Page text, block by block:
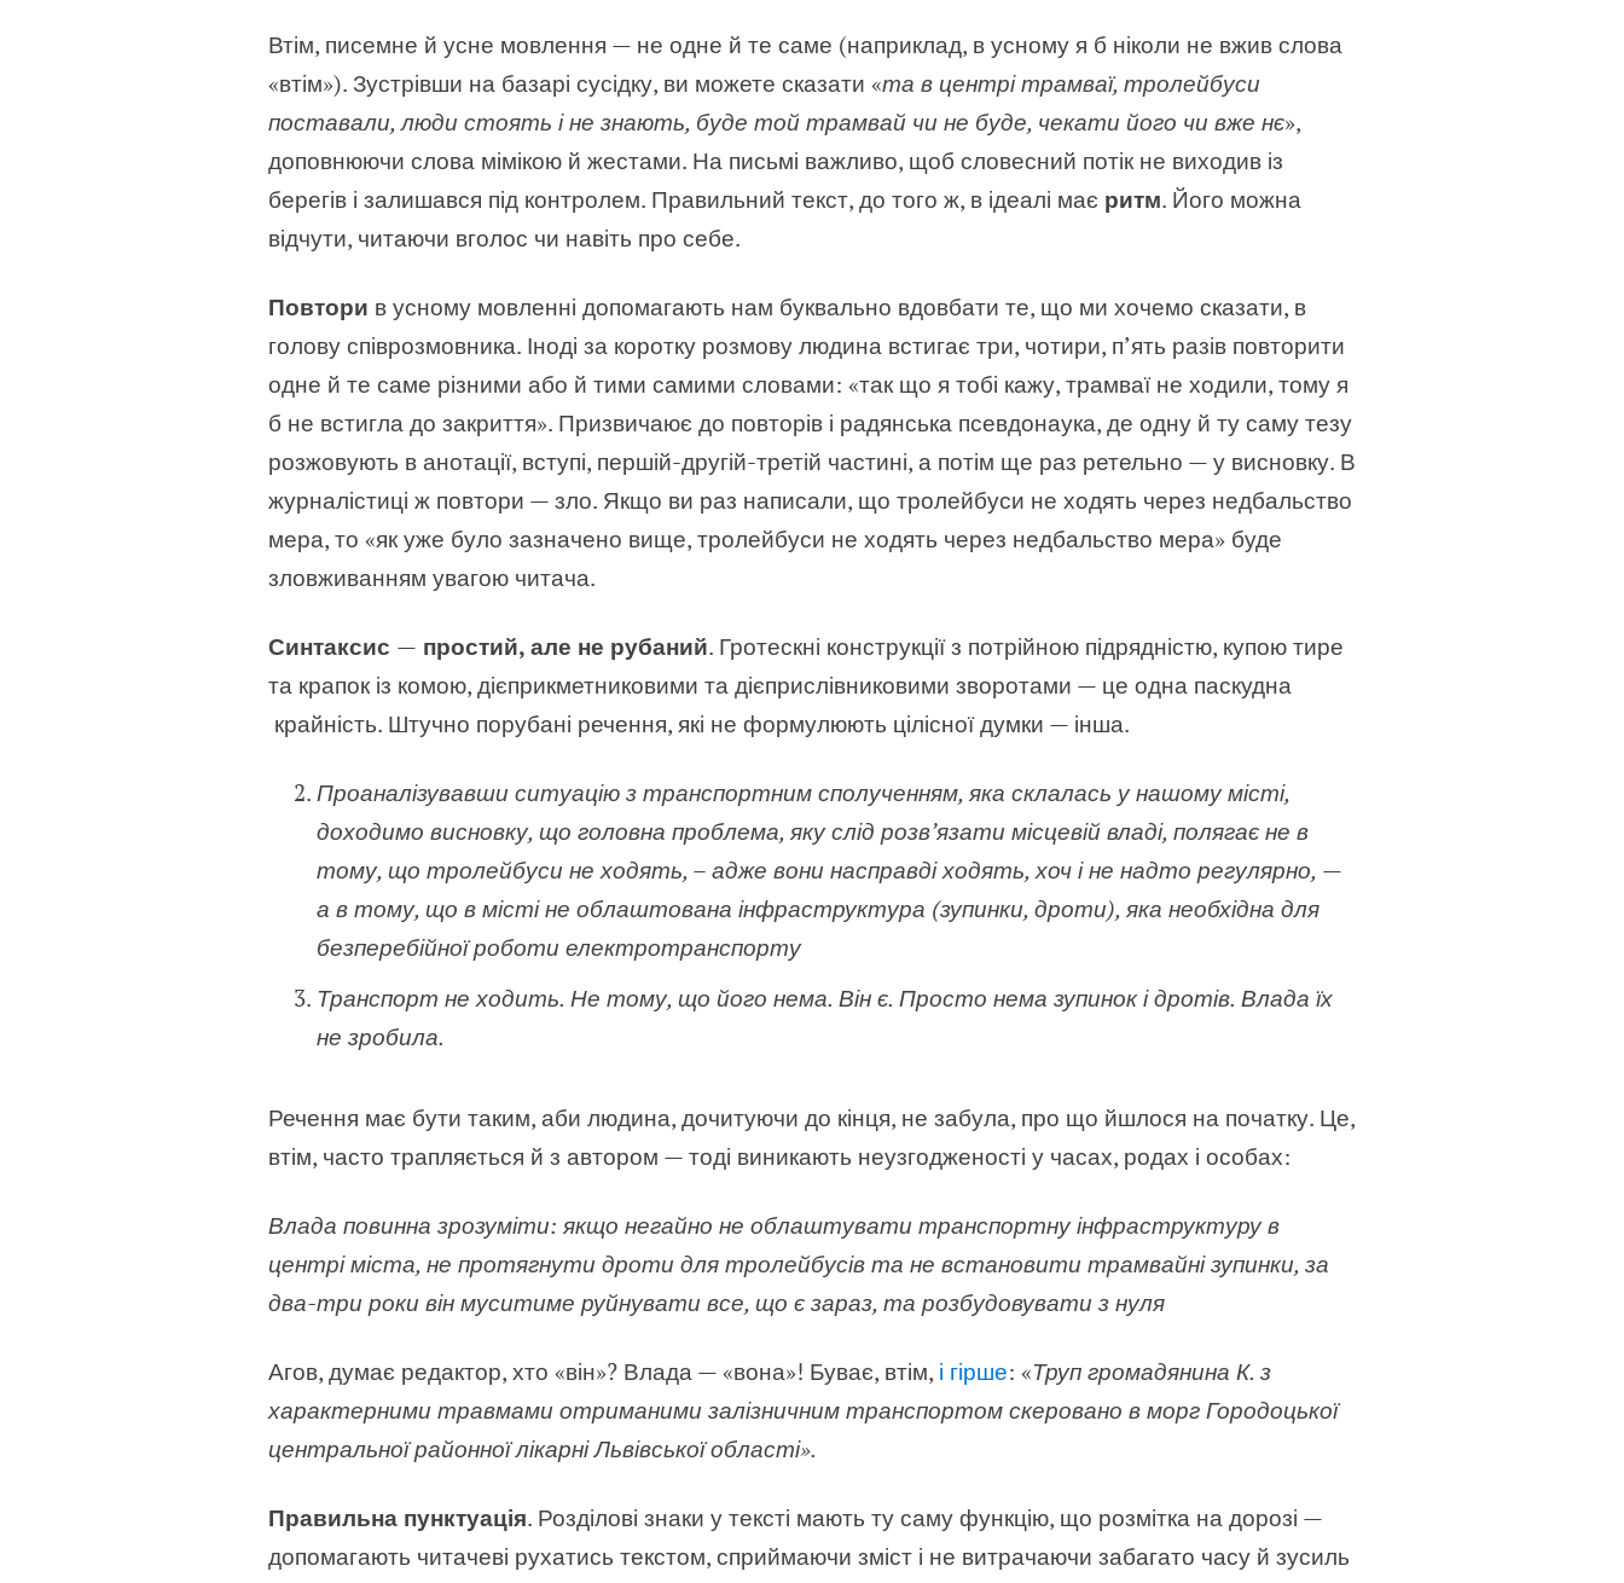
Втім, писемне й усне мовлення — не одне й те саме (наприклад, в усному я б ніколи не вжив слова
«втім»). Зустрівши на базарі сусідку, ви можете сказати «та в центрі трамваї, тролейбуси
поставали, люди стоять і не знають, буде той трамвай чи не буде, чекати його чи вже нє»,
доповнюючи слова мімікою й жестами. На письмі важливо, щоб словесний потік не виходив із
берегів і залишався під контролем. Правильний текст, до того ж, в ідеалі має ритм. Його можна
відчути, читаючи вголос чи навіть про себе.
Повтори в усному мовленні допомагають нам буквально вдовбати те, що ми хочемо сказати, в
голову співрозмовника. Іноді за коротку розмову людина встигає три, чотири, п’ять разів повторити
одне й те саме різними або й тими самими словами: «так що я тобі кажу, трамваї не ходили, тому я
б не встигла до закриття». Призвичаює до повторів і радянська псевдонаука, де одну й ту саму тезу
розжовують в анотації, вступі, першій-другій-третій частині, а потім ще раз ретельно — у висновку. В
журналістиці ж повтори — зло. Якщо ви раз написали, що тролейбуси не ходять через недбальство
мера, то «як уже було зазначено вище, тролейбуси не ходять через недбальство мера» буде
зловживанням увагою читача.
Синтаксис — простий, але не рубаний. Гротескні конструкції з потрійною підрядністю, купою тире
та крапок із комою, дієприкметниковими та дієприслівниковими зворотами — це одна паскудна
крайність. Штучно порубані речення, які не формулюють цілісної думки — інша.
Проаналізувавши ситуацію з транспортним сполученням, яка склалась у нашому місті,
доходимо висновку, що головна проблема, яку слід розв’язати місцевій владі, полягає не в
тому, що тролейбуси не ходять, – адже вони насправді ходять, хоч і не надто регулярно, —
а в тому, що в місті не облаштована інфраструктура (зупинки, дроти), яка необхідна для
безперебійної роботи електротранспорту
Транспорт не ходить. Не тому, що його нема. Він є. Просто нема зупинок і дротів. Влада їх
не зробила.
Речення має бути таким, аби людина, дочитуючи до кінця, не забула, про що йшлося на початку. Це,
втім, часто трапляється й з автором — тоді виникають неузгодженості у часах, родах і особах:
Влада повинна зрозуміти: якщо негайно не облаштувати транспортну інфраструктуру в
центрі міста, не протягнути дроти для тролейбусів та не встановити трамвайні зупинки, за
два-три роки він муситиме руйнувати все, що є зараз, та розбудовувати з нуля
Агов, думає редактор, хто «він»? Влада — «вона»! Буває, втім, і гірше: «Труп громадянина К. з
характерними травмами отриманими залізничним транспортом скеровано в морг Городоцької
центральної районної лікарні Львівської області».
Правильна пунктуація. Розділові знаки у тексті мають ту саму функцію, що розмітка на дорозі —
допомагають читачеві рухатись текстом, сприймаючи зміст і не витрачаючи забагато часу й зусиль